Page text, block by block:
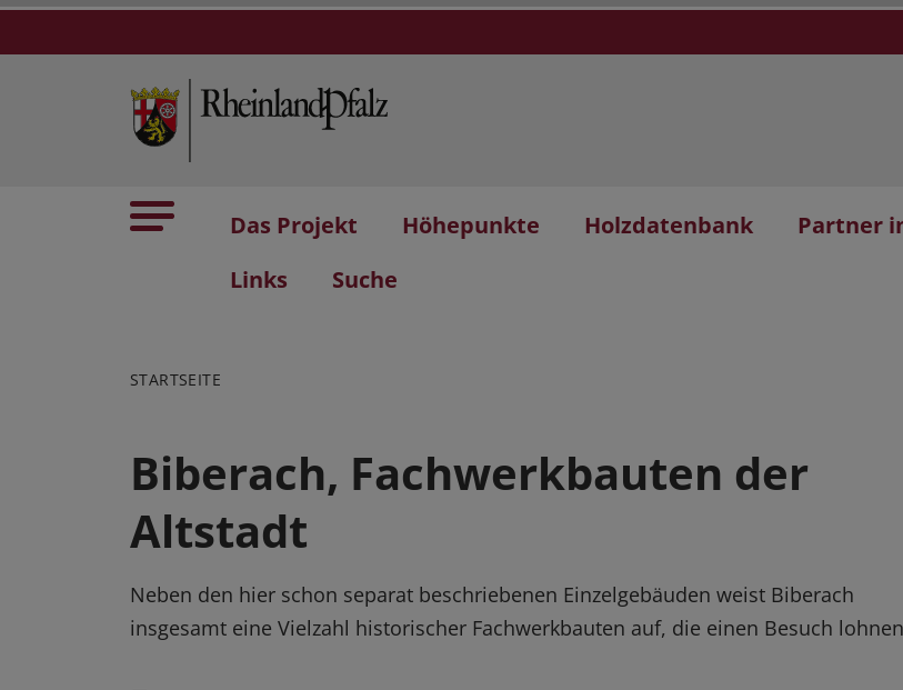
Das Projekt Höhepunkte Holzdatenbank
Partner
Links
Suche
STARTSEITE
Biberach, Fachwerkbauten der
Altstadt
Neben den hier schon separat beschriebenen Einzelgebäuden weist Biberach
insgesamt eine Vielzahl historischer Fachwerkbauten auf, die einen Besuch